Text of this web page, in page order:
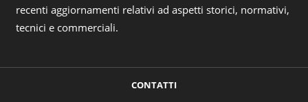
recenti aggiornamenti relativi ad aspetti storici, normativi,
tecnici e commerciali.
CONTATTI